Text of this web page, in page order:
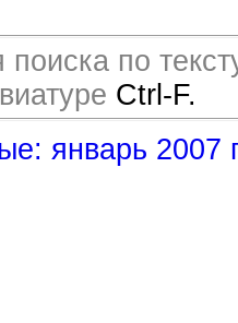
поиска по
Ctrl-F.
январь 2007